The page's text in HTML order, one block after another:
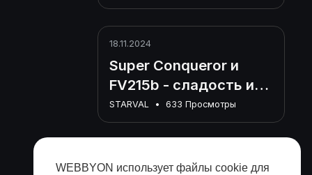
WEBBYON использует файлы cookie для
России, что дальше
18.11.2024
Super Conqueror и
FV215b - сладость или
гадость?
STARVAL • 633 Просмотры